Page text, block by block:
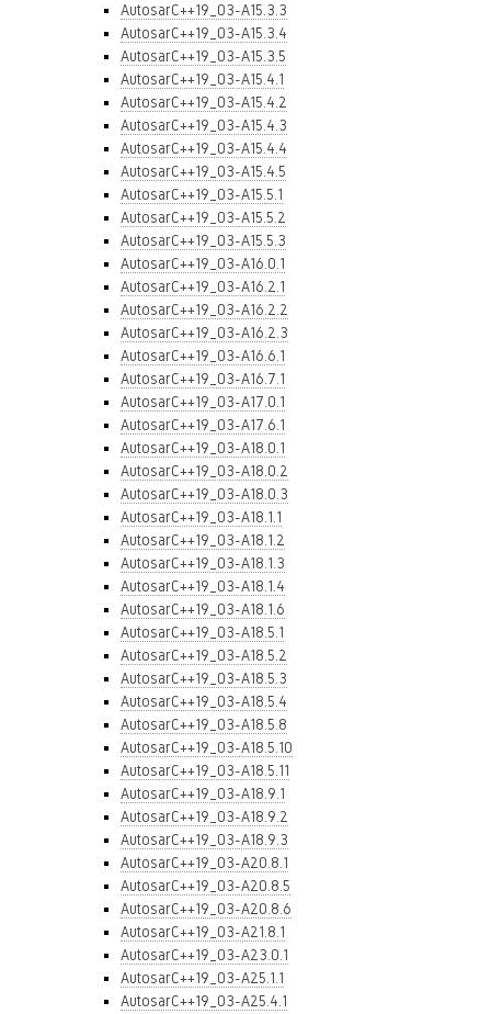
AutosarC++19_03-A15.3.3
AutosarC++19_03-A15.3.4
AutosarC++19_03-A15.3.5
AutosarC++19_03-A15.4.1
AutosarC++19_03-A15.4.2
AutosarC++19_03-A15.4.3
AutosarC++19_03-A15.4.4
AutosarC++19_03-A15.4.5
AutosarC++19_03-A15.5.1
AutosarC++19_03-A15.5.2
AutosarC++19_03-A15.5.3
AutosarC++19_03-A16.0.1
AutosarC++19_03-A16.2.1
AutosarC++19_03-A16.2.2
AutosarC++19_03-A16.2.3
AutosarC++19_03-A16.6.1
AutosarC++19_03-A16.7.1
AutosarC++19_03-A17.0.1
AutosarC++19_03-A17.6.1
AutosarC++19_03-A18.0.1
AutosarC++19_03-A18.0.2
AutosarC++19_03-A18.0.3
AutosarC++19_03-A18.1.1
AutosarC++19_03-A18.1.2
AutosarC++19_03-A18.1.3
AutosarC++19_03-A18.1.4
AutosarC++19_03-A18.1.6
AutosarC++19_03-A18.5.1
AutosarC++19_03-A18.5.2
AutosarC++19_03-A18.5.3
AutosarC++19_03-A18.5.4
AutosarC++19_03-A18.5.8
AutosarC++19_03-A18.5.10
AutosarC++19_03-A18.5.11
AutosarC++19_03-A18.9.1
AutosarC++19_03-A18.9.2
AutosarC++19_03-A18.9.3
AutosarC++19_03-A20.8.1
AutosarC++19_03-A20.8.5
AutosarC++19_03-A20.8.6
AutosarC++19_03-A21.8.1
AutosarC++19_03-A23.0.1
AutosarC++19_03-A25.1.1
AutosarC++19_03-A25.4.1